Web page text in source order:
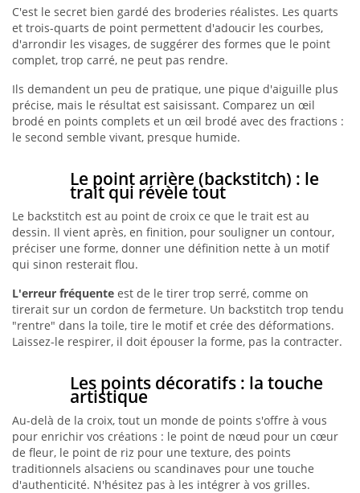
C'est le secret bien gardé des broderies réalistes. Les quarts
et trois-quarts de point permettent d'adoucir les courbes,
d'arrondir les visages, de suggérer des formes que le point
complet, trop carré, ne peut pas rendre.
Ils demandent un peu de pratique, une pique d'aiguille plus
précise, mais le résultat est saisissant. Comparez un œil
brodé en points complets et un œil brodé avec des fractions :
le second semble vivant, presque humide.
Le point arrière (backstitch) : le
trait qui révèle tout
Le backstitch est au point de croix ce que le trait est au
dessin. Il vient après, en finition, pour souligner un contour,
préciser une forme, donner une définition nette à un motif
qui sinon resterait flou.
L'erreur fréquente est de le tirer trop serré, comme on
tirerait sur un cordon de fermeture. Un backstitch trop tendu
"rentre" dans la toile, tire le motif et crée des déformations.
Laissez-le respirer, il doit épouser la forme, pas la contracter.
Les points décoratifs : la touche
artistique
Au-delà de la croix, tout un monde de points s'offre à vous
pour enrichir vos créations : le point de nœud pour un cœur
de fleur, le point de riz pour une texture, des points
traditionnels alsaciens ou scandinaves pour une touche
d'authenticité. N'hésitez pas à les intégrer à vos grilles.